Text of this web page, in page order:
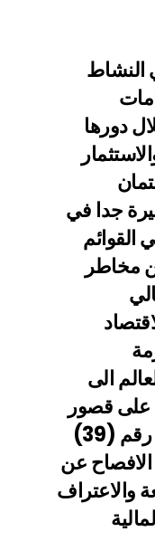
النشاط
دورها
الاستثمار
جدا في
القوائم
مخاطر
الى
على قصور
(39)
الافصاح عن
والاعتراف